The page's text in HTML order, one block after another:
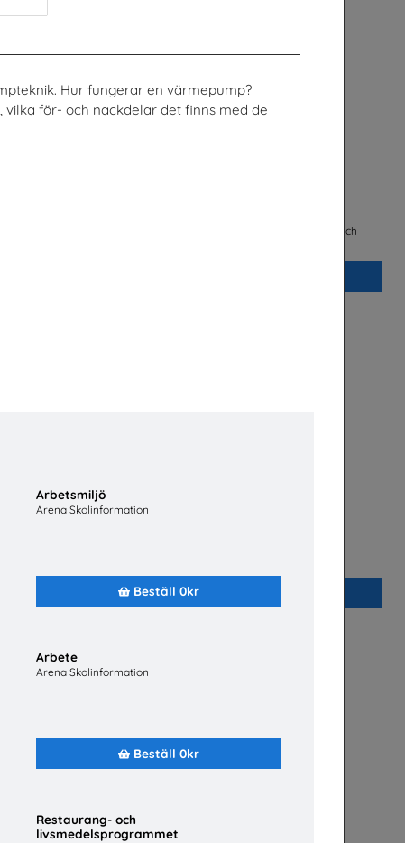
Hur fungerar en värmepump?
för- och nackdelar det finns med de
Arbetsmiljö
Arena Skolinformation
Beställ 0kr
Arbete
Arena Skolinformation
Beställ 0kr
Restaurang- och
livsmedelsprogrammet
Trä- och Möbelföretagen (TMF), bransch- och